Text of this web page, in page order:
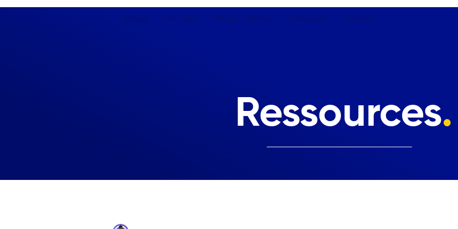
Acceuil Nos Cours À Propos de Nous Ressources Envensib
Ressources.